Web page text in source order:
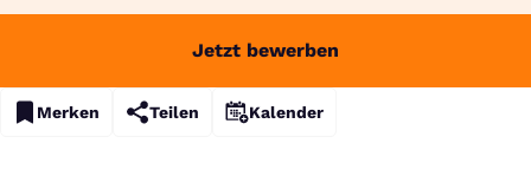
Jetzt bewerben
Merken Teilen Kalender